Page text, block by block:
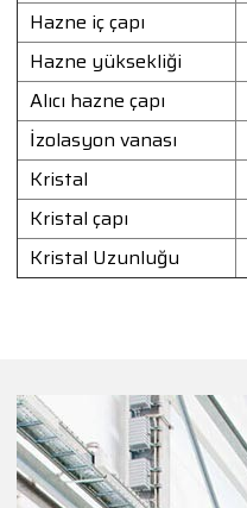
Hazne iç çapı
Hazne yüksekliği
Alıcı hazne çapı
İzolasyon vanası
Kristal
Kristal çapı
Kristal Uzunluğu